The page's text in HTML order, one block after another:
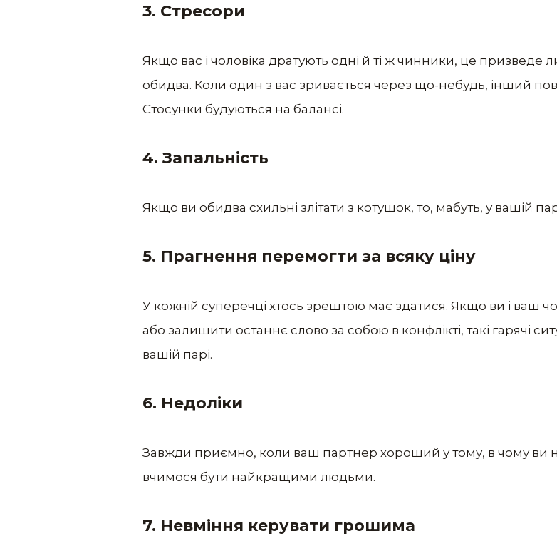
3. Стресори
Якщо вас і чоловіка дратують одні й ті ж чинники, це призведе
обидва. Коли один з вас зривається через що-небудь, інший
Стосунки будуються на балансі.
4. Запальність
Якщо ви обидва схильні злітати з котушок, то, мабуть, у вашій
5. Прагнення перемогти за всяку ціну
У кожній суперечці хтось зрештою має здатися. Якщо ви і ваш
або залишити останнє слово за собою в конфлікті, такі гарячі
вашій парі.
6. Недоліки
Завжди приємно, коли ваш партнер хороший у тому, в чому ви не
вчимося бути найкращими людьми.
7. Невміння керувати грошима